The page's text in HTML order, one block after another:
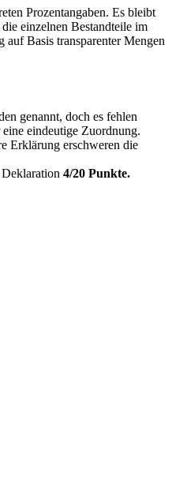
Prozentangaben. Es bleibt
einzelnen Bestandteile im
Basis transparenter Mengen
genannt, doch es fehlen
eindeutige Zuordnung.
Erklärung erschweren die
Deklaration 4/20 Punkte.